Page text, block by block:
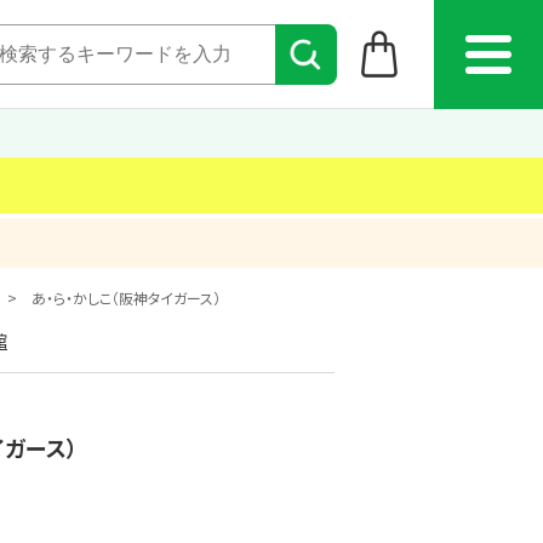
あ・ら・かしこ（阪神タイガース）
ース）